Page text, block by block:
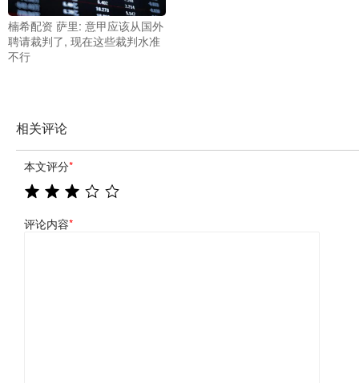
楠希配资 萨里: 意甲应该从国外
聘请裁判了, 现在这些裁判水准
不行
相关评论
本文评分*
评论内容*